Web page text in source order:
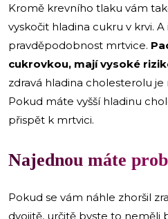
Kromě krevního tlaku vám
vyskočit hladina cukru v krvi.
pravděpodobnost mrtvice.
cukrovkou, mají vysoké
zdravá hladina cholesterolu je
Pokud máte vyšší hladinu
přispět k mrtvici.
Najednou máte
Pokud se vám náhle zhoršil
dvojitě, určitě byste to neměli